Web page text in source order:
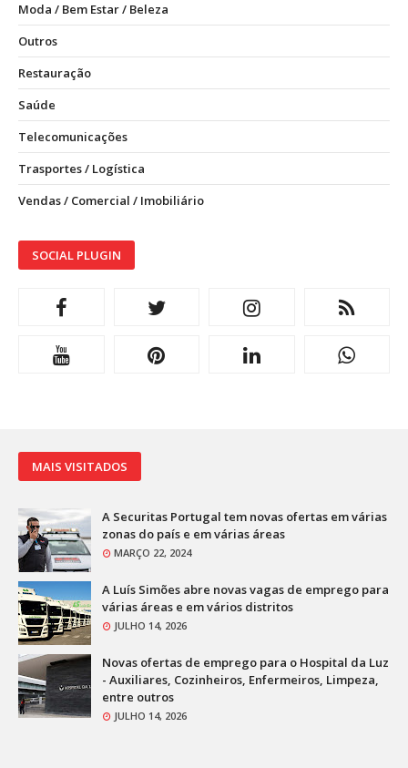
Moda / Bem Estar / Beleza
Outros
Restauração
Saúde
Telecomunicações
Trasportes / Logística
Vendas / Comercial / Imobiliário
SOCIAL PLUGIN
MAIS VISITADOS
A Securitas Portugal tem novas ofertas em várias
zonas do país e em várias áreas
MARÇO 22, 2024
A Luís Simões abre novas vagas de emprego para
várias áreas e em vários distritos
JULHO 14, 2026
Novas ofertas de emprego para o Hospital da Luz
- Auxiliares, Cozinheiros, Enfermeiros, Limpeza,
entre outros
JULHO 14, 2026